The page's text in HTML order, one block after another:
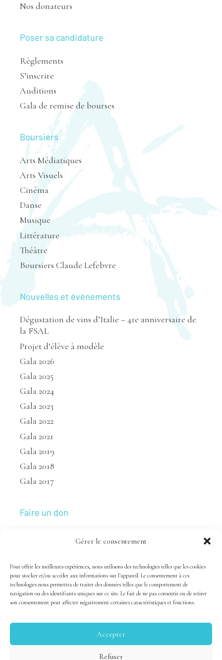
Gérer le consentement
Pour offrir les meilleures expériences, nous utilisons des technologies telles que les cookies
pour stocker et/ou accéder aux informations sur l'appareil. Le consentement à ces
technologies nous permettra de traiter des données telles que le comportement de
navigation ou des identifiants uniques sur ce site. Le fait de ne pas consentir ou de retirer
son consentement peut affecter négativement certaines caractéristiques et fonctions.
Accepter
Refuser
Nos donateurs
Poser sa candidature
Règlements
S’inscrire
Auditions
Gala de remise de bourses
Boursiers
Arts Médiatiques
Arts Visuels
Cinéma
Danse
Musique
Littérature
Théâtre
Boursiers Claude Lefebvre
Nouvelles et événements
Dégustation de vins d’Italie – 41e anniversaire de
la FSAL
Projet d’élève à modèle
Gala 2026
Gala 2025
Gala 2024
Gala 2023
Gala 2022
Gala 2021
Gala 2019
Gala 2018
Gala 2017
Faire un don
Tous droits réservés 1983-2020 FSAL /